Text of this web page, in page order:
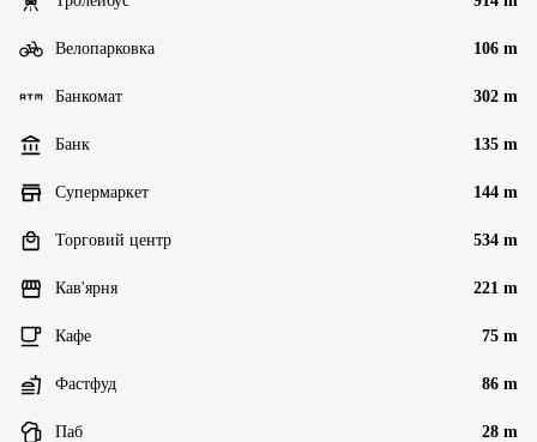
Велопарковка 106 m
Банкомат 302 m
Банк 135 m
Супермаркет 144 m
Торговий центр 534 m
Кав'ярня 221 m
Кафе 75 m
Фастфуд 86 m
Паб 28 m